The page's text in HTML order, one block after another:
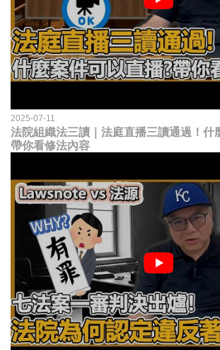
2025-07-11
法院組織法三讀｜法庭直播三讀通過！什
帶你看修法內容